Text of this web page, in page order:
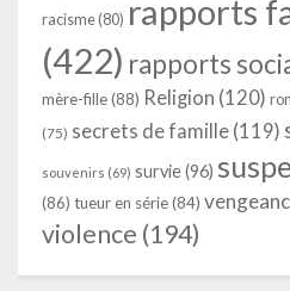
racisme (80) rapports
(422) rapports
mère-fille(88) Religion (120)
(75) secrets de famille (119)
souvenirs (69) survie(96)
(86) tueur en série(84)
violence (194)